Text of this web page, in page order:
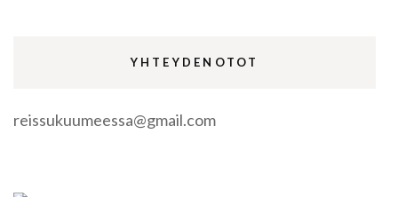
YHTEYDENOTOT
reissukuumeessa@gmail.com